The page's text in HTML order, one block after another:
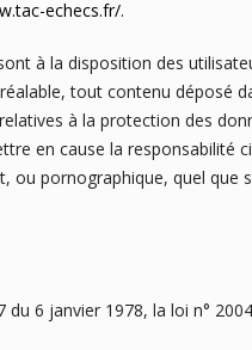
echecs.fr/.
à la disposition des
tout contenu déposé
à la protection des
en cause la responsabilité
ou pornographique, quel que
6 janvier 1978, la loi n°